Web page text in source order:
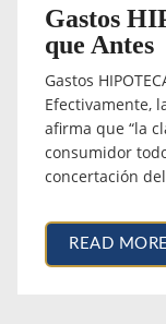
Gastos
que Antes
Gastos
Efectivamente,
afirma que “la
consumidor
concertación
READ MORE